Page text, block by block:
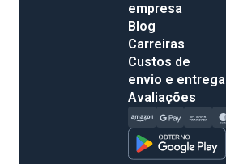
empresa
Blog
Carreiras
Custos de
envio e entrega
Avaliações